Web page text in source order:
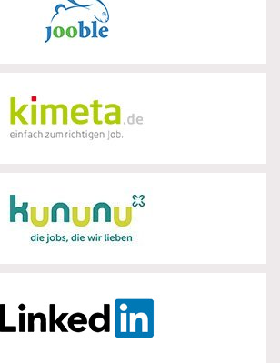
zur Partnerseite
Kimeta
zur Partnerseite
Kununu
zur Partnerseite
LinkedIn
zur Partnerseite